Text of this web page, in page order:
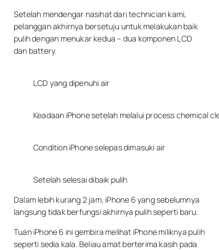
Setelah mendengar nasihat dari technician kami,
pelanggan akhirnya bersetuju untuk melakukan baik
pulih dengan menukar kedua – dua komponen LCD
dan battery.
LCD yang dipenuhi air
Keadaan iPhone setelah melalui process chemical
Condition iPhone selepas dimasuki air
Setelah selesai dibaik pulih
Dalam lebih kurang 2 jam, iPhone 6 yang sebelumnya
langsung tidak berfungsi akhirnya pulih seperti baru.
Tuan iPhone 6 ini gembira melihat iPhone miliknya pulih
seperti sedia kala. Beliau amat berterima kasih pada